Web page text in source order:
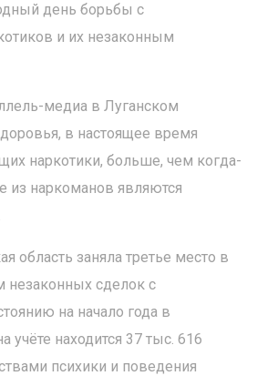
день борьбы с
и их незаконным
медиа в Луганском
в настоящее время
наркотики, больше, чем когда-
из наркоманов являются
область заняла третье место в
незаконных сделок с
на начало года в
учёте находится 37 тыс. 616
психики и поведения